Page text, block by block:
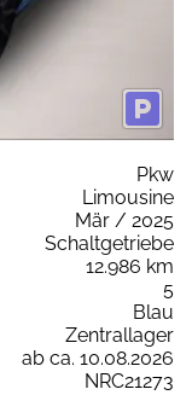
Pkw
Limousine
Mär / 2025
Schaltgetriebe
12.986 km
5
Blau
Zentrallager
ab ca. 10.08.2026
NRC21273